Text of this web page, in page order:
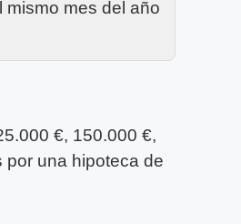
mismo mes del año
€, 150.000 €,
por una hipoteca de